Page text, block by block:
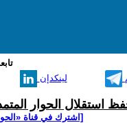
لينكدإن
استقلال الحوار
[اشترك في قناة